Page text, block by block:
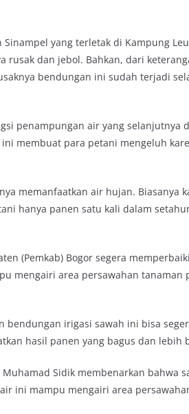
Sinampel yang terletak di Kampung
rusak dan jebol. Bahkan, dari
bendungan ini sudah terjadi
penampungan air yang selanjutnya
membuat para petani mengeluh
memanfaatkan air hujan. Biasanya
hanya panen satu kali dalam
(Pemkab) Bogor segera
mengairi area persawahan tanaman
bendungan irigasi sawah ini bisa
hasil panen yang bagus dan lebih
Sidik membenarkan bahwa
ini mampu mengairi area